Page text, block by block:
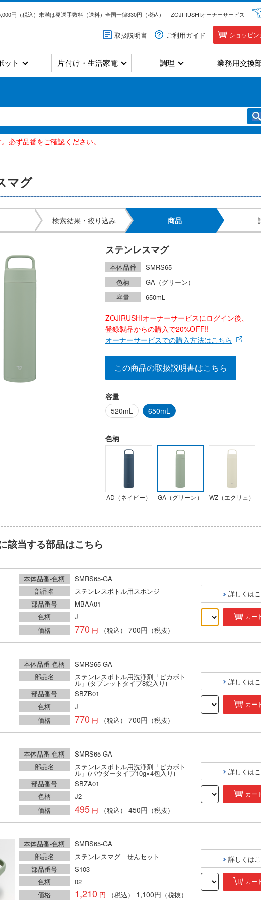
円（税込）未満は発送手数料（送料）全国一律330円（税込） ZOJIRUSHIオーナーサービス
取扱説明書 ご利用ガイド ショッピン
ット 片付け・生活家電 調理 業務用交換
必ず品番をご確認ください。
マグ
検索結果・絞り込み 商品
ステンレスマグ
本体品番
SMRS65
色柄
GA（グリーン）
容量
650mL
ZOJIRUSHIオーナーサービスにログイン後、
登録製品からの購入で20%OFF!!
オーナーサービスでの購入方法はこちら
この商品の取扱説明書はこちら
容量
520mL
650mL
色柄
AD（ネイビー） GA（グリーン） WZ（エクリュ）
該当する部品はこちら
本体品番-色柄
SMRS65-GA
部品名
ステンレスボトル用スポンジ
部品番号
MBAA01
色柄
J
価格
770 （税込） 700円 （税抜）
詳しくは
カー
本体品番-色柄
SMRS65-GA
部品名
ステンレスボトル用洗浄剤「ピカボト
ル」(タブレットタイプ8錠入り)
部品番号
SBZB01
色柄
J
価格
770 （税込） 700円 （税抜）
詳しくは
カー
本体品番-色柄
SMRS65-GA
部品名
ステンレスボトル用洗浄剤「ピカボト
ル」(パウダータイプ10g×4包入り)
部品番号
SBZA01
色柄
J2
価格
495 （税込） 450円 （税抜）
詳しくは
カー
本体品番-色柄
SMRS65-GA
部品名
ステンレスマグ せんセット
部品番号
S103
色柄
02
価格
1,210 （税込） 1,100円 （税抜）
詳しくは
カー